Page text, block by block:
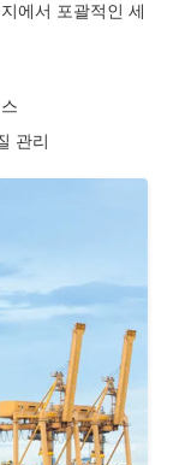
에서 포괄적인 세
관리